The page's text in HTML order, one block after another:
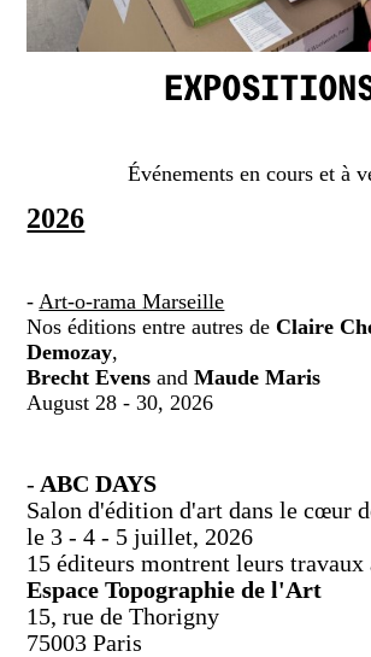
Événements en cours et à
2026
- Art-o-rama Marseille
Nos éditions entre autres deClaire
Demozay,
Brecht Evensand Maude Maris
August 28 - 30, 2026
- ABC DAYS
Salon d'édition d'art dans le cœur
le 3 - 4 - 5 juillet, 2026
15 éditeurs montrent leurs travaux
Espace Topographie de l'Art
15, rue de Thorigny
75003 Paris